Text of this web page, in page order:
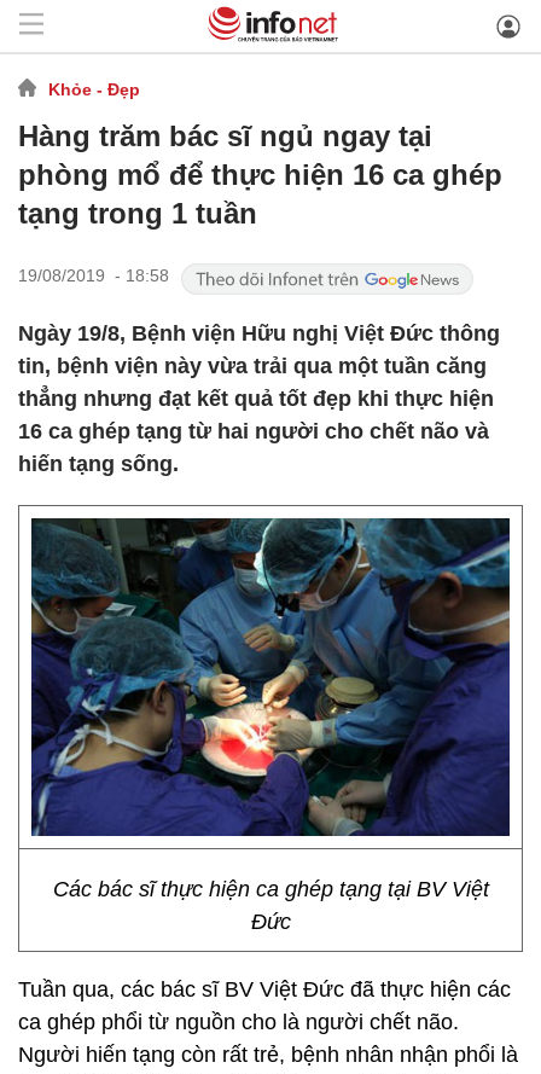
Khỏe - Đẹp
Hàng trăm bác sĩ ngủ ngay tại
phòng mổ để thực hiện 16 ca ghép
tạng trong 1 tuần
19/08/2019 - 18:58
Ngày 19/8, Bệnh viện Hữu nghị Việt Đức thông
tin, bệnh viện này vừa trải qua một tuần căng
thẳng nhưng đạt kết quả tốt đẹp khi thực hiện
16 ca ghép tạng từ hai người cho chết não và
hiến tạng sống.
Các bác sĩ thực hiện ca ghép tạng tại BV Việt
Đức
Tuần qua, các bác sĩ BV Việt Đức đã thực hiện các
ca ghép phổi từ nguồn cho là người chết não.
Người hiến tạng còn rất trẻ, bệnh nhân nhận phổi là